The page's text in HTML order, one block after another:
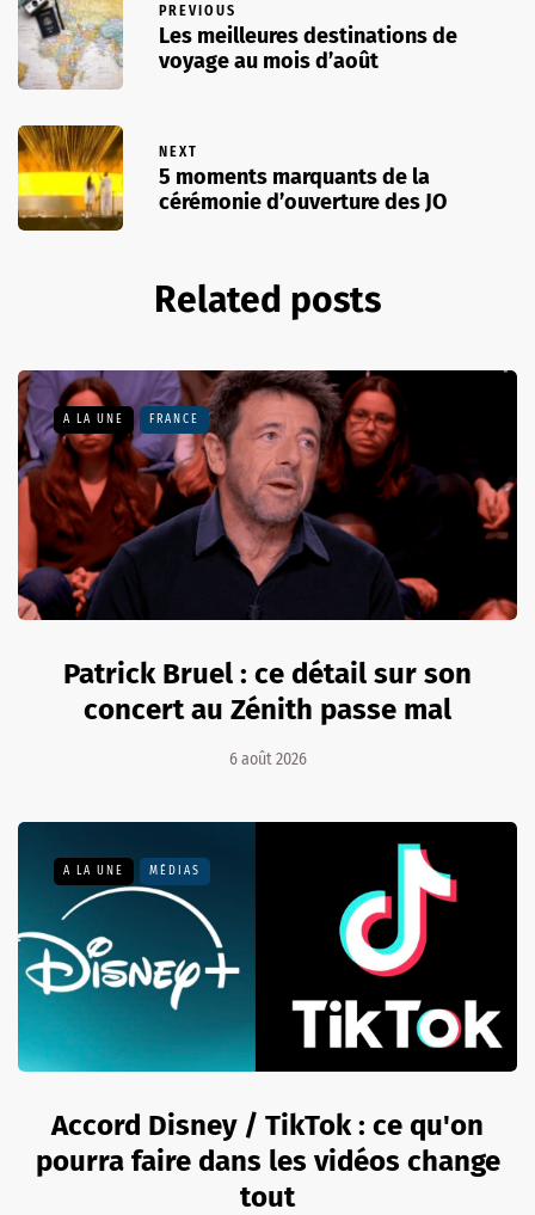
PREVIOUS
Les meilleures destinations de
voyage au mois d’août
NEXT
5 moments marquants de la
cérémonie d’ouverture des JO
Related posts
A LA UNE FRANCE
Patrick Bruel : ce détail sur son
concert au Zénith passe mal
6 août 2026
A LA UNE MÉDIAS
Accord Disney / TikTok : ce qu'on
pourra faire dans les vidéos change
tout